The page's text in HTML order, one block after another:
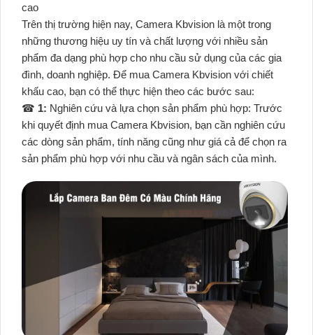
cao
Trên thị trường hiện nay, Camera Kbvision là một trong
những thương hiệu uy tín và chất lượng với nhiều sản
phẩm đa dạng phù hợp cho nhu cầu sử dụng của các gia
đình, doanh nghiệp. Để mua Camera Kbvision với chiết
khấu cao, bạn có thể thực hiện theo các bước sau:
☎ 1: Nghiên cứu và lựa chọn sản phẩm phù hợp: Trước
khi quyết định mua Camera Kbvision, bạn cần nghiên cứu
các dòng sản phẩm, tính năng cũng như giá cả để chọn ra
sản phẩm phù hợp với nhu cầu và ngân sách của mình.